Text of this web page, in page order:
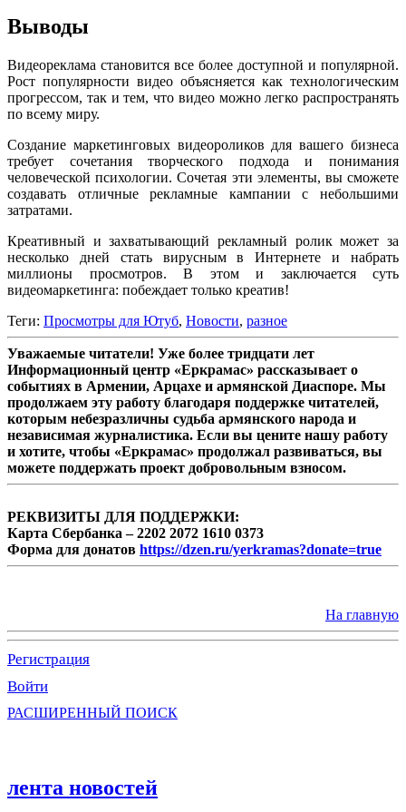
Выводы
Видеореклама становится все более доступной и популярной.
Рост популярности видео объясняется как технологическим
прогрессом, так и тем, что видео можно легко распространять
по всему миру.
Создание маркетинговых видеороликов для вашего бизнеса
требует сочетания творческого подхода и понимания
человеческой психологии. Сочетая эти элементы, вы сможете
создавать отличные рекламные кампании с небольшими
затратами.
Креативный и захватывающий рекламный ролик может за
несколько дней стать вирусным в Интернете и набрать
миллионы просмотров. В этом и заключается суть
видеомаркетинга: побеждает только креатив!
Теги: Просмотры для Ютуб, Новости, разное
Уважаемые читатели! Уже более тридцати лет
Информационный центр «Еркрамас» рассказывает о
событиях в Армении, Арцахе и армянской Диаспоре. Мы
продолжаем эту работу благодаря поддержке читателей,
которым небезразличны судьба армянского народа и
независимая журналистика. Если вы цените нашу работу
и хотите, чтобы «Еркрамас» продолжал развиваться, вы
можете поддержать проект добровольным взносом.
РЕКВИЗИТЫ ДЛЯ ПОДДЕРЖКИ:
Карта Сбербанка – 2202 2072 1610 0373
Форма для донатов https://dzen.ru/yerkramas?donate=true
На главную
Регистрация
Войти
РАСШИРЕННЫЙ ПОИСК
лента новостей